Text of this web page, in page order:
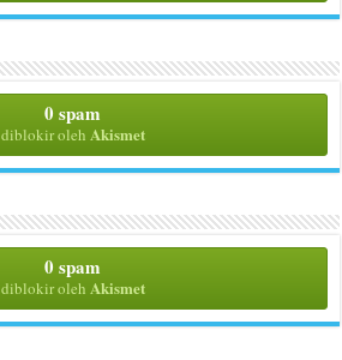
0 spam
diblokir oleh Akismet
0 spam
diblokir oleh Akismet